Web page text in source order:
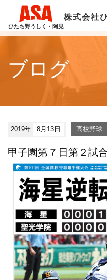
ひたち野うしく・阿見
株式会社
ブログ
2019年 8月13日 高校野球
甲子園第７日第２試